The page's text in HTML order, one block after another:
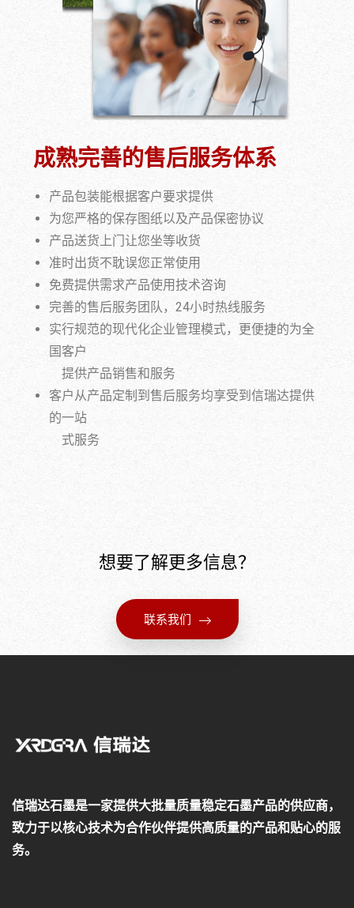
成熟完善的售后服务体系
产品包装能根据客户要求提供
为您严格的保存图纸以及产品保密协议
产品送货上门让您坐等收货
准时出货不耽误您正常使用
免费提供需求产品使用技术咨询
完善的售后服务团队，24小时热线服务
实行规范的现代化企业管理模式，更便捷的为全
国客户
提供产品销售和服务
客户从产品定制到售后服务均享受到信瑞达提供
的一站
式服务
想要了解更多信息？
联系我们
信瑞达石墨是一家提供大批量质量稳定石墨产品的供应商，
致力于以核心技术为合作伙伴提供高质量的产品和贴心的服
务。